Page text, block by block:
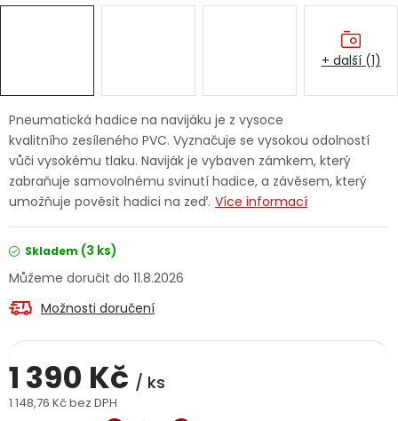
Jaký je aktuální stav mé objednávky?
Servis nářadí Hodnocení obchodu
Pneumatická hadice na navijáku je z vysoce
kvalitního zesíleného PVC. Vyznačuje se vysokou odolností
vůči vysokému tlaku. Naviják je vybaven zámkem, který
zabraňuje samovolnému svinutí hadice, a závěsem, který
umožňuje pověsit hadici na zeď. Více informací
Skladem (3 ks)
11.8.2026
Možnosti doručení
1 390 Kč / ks
1 148,76 Kč bez DPH
+ další (1)